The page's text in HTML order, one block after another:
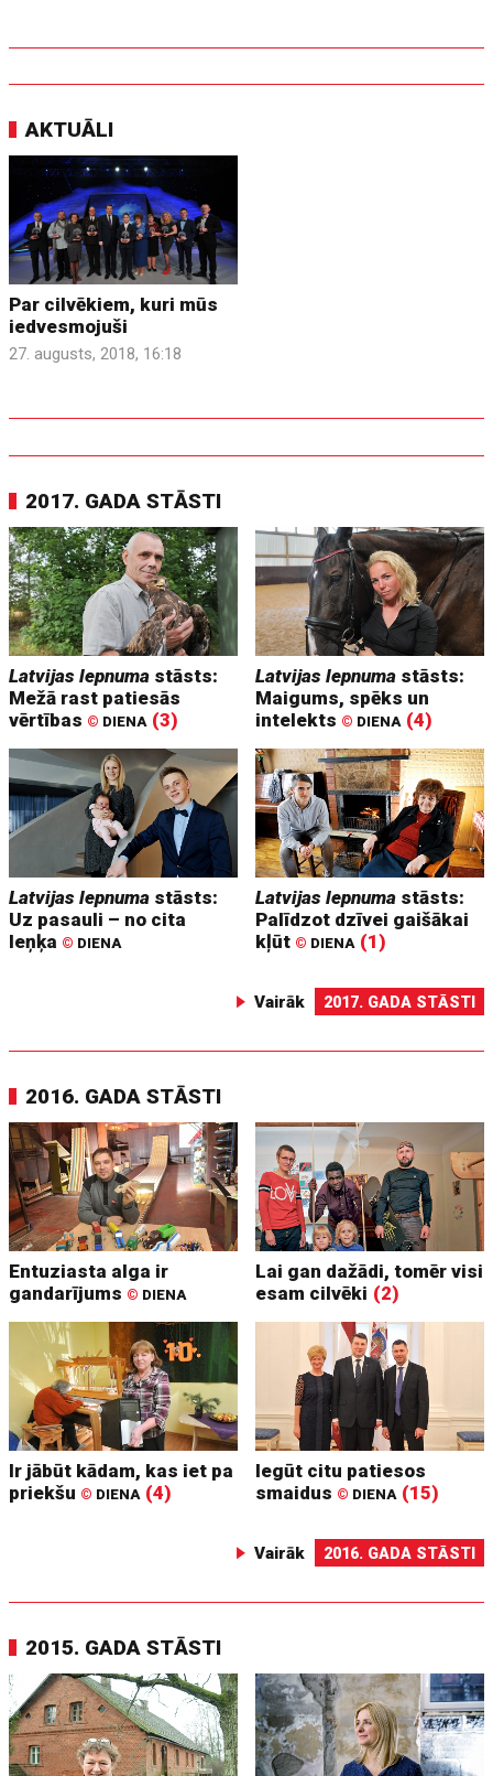
AKTUĀLI
Par cilvēkiem, kuri mūs
iedvesmojuši
27. augusts, 2018, 16:18
2017. GADA STĀSTI
Latvijas lepnuma stāsts:
Mežā rast patiesās
vērtības © DIENA (3)
Latvijas lepnuma stāsts:
Maigums, spēks un
intelekts © DIENA (4)
Latvijas lepnuma stāsts:
Uz pasauli – no cita
leņķa © DIENA
Latvijas lepnuma stāsts:
Palīdzot dzīvei gaišākai
kļūt © DIENA (1)
Vairāk 2017. GADA STĀSTI
2016. GADA STĀSTI
Entuziasta alga ir
gandarījums © DIENA
Lai gan dažādi, tomēr visi
esam cilvēki (2)
Ir jābūt kādam, kas iet pa
priekšu © DIENA (4)
Iegūt citu patiesos
smaidus © DIENA (15)
Vairāk 2016. GADA STĀSTI
2015. GADA STĀSTI